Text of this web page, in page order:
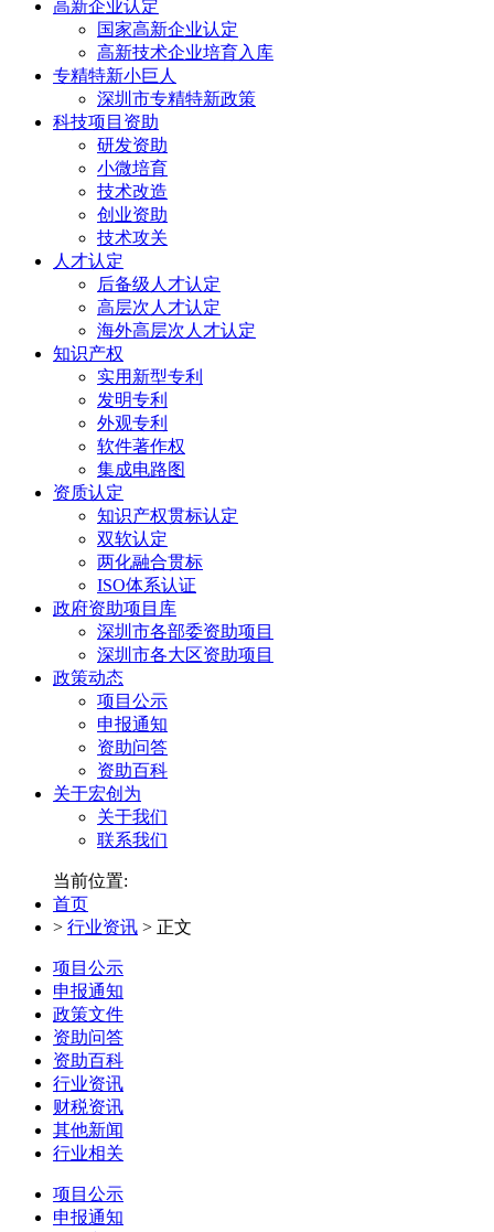
高新企业认定
国家高新企业认定
高新技术企业培育入库
专精特新小巨人
深圳市专精特新政策
科技项目资助
研发资助
小微培育
技术改造
创业资助
技术攻关
人才认定
后备级人才认定
高层次人才认定
海外高层次人才认定
知识产权
实用新型专利
发明专利
外观专利
软件著作权
集成电路图
资质认定
知识产权贯标认定
双软认定
两化融合贯标
ISO体系认证
政府资助项目库
深圳市各部委资助项目
深圳市各大区资助项目
政策动态
项目公示
申报通知
资助问答
资助百科
关于宏创为
关于我们
联系我们
当前位置:
首页
> 行业资讯 > 正文
项目公示
申报通知
政策文件
资助问答
资助百科
行业资讯
财税资讯
其他新闻
行业相关
项目公示
申报通知